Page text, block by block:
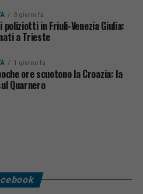
3 giorni fa
poliziotti in Friuli-Venezia Giulia:
a Trieste
1 giorno fa
ore scuotono la Croazia: la
Quarnero